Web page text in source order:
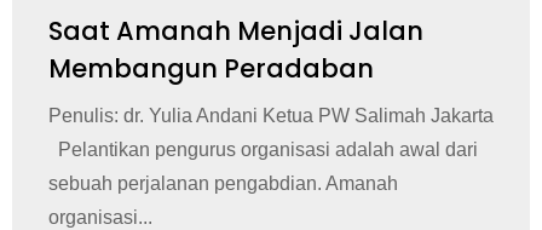
Saat Amanah Menjadi Jalan
Membangun Peradaban
Penulis: dr. Yulia Andani Ketua PW Salimah Jakarta
Pelantikan pengurus organisasi adalah awal dari
sebuah perjalanan pengabdian. Amanah
organisasi...